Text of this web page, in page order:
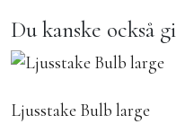
Du kanske också
Ljusstake Bulb large